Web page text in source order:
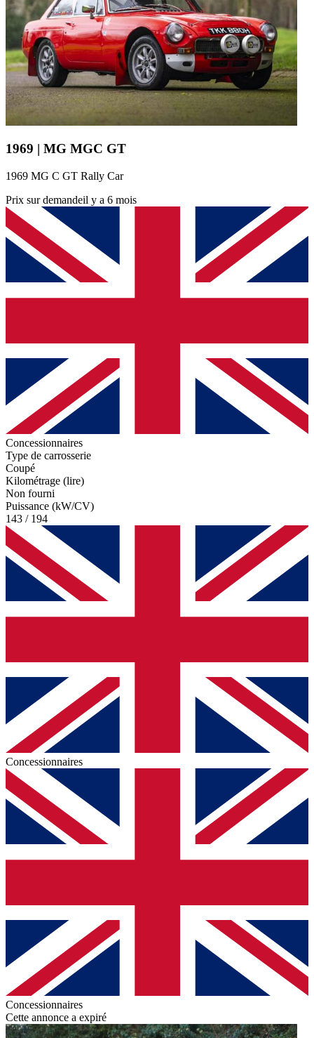
1969 | MG MGC GT
1969 MG C GT Rally Car
Prix sur demandeil y a 6 mois
Concessionnaires
Type de carrosserie
Coupé
Kilométrage (lire)
Non fourni
Puissance (kW/CV)
143 / 194
Concessionnaires
Concessionnaires
Cette annonce a expiré